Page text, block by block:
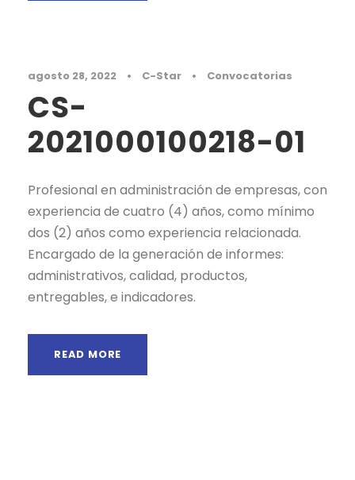
agosto 28, 2022 • C-Star • Convocatorias
CS-
2021000100218-01
Profesional en administración de empresas, con
experiencia de cuatro (4) años, como mínimo
dos (2) años como experiencia relacionada.
Encargado de la generación de informes:
administrativos, calidad, productos,
entregables, e indicadores.
READ MORE